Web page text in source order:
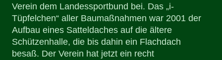
Verein dem Landessportbund bei. Das „i-
Tüpfelchen“ aller Baumaßnahmen war 2001 der
Aufbau eines Satteldaches auf die ältere
Schützenhalle, die bis dahin ein Flachdach
besaß. Der Verein hat jetzt ein recht